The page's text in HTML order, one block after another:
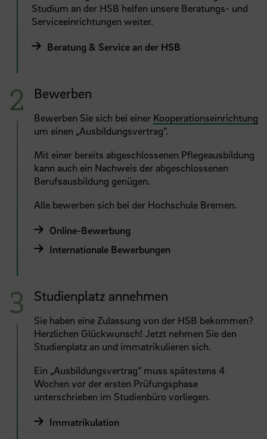
Studium an der HSB helfen unsere Beratungs- und
Serviceeinrichtungen weiter.
Beratung & Service an der HSB
Bewerben
Bewerben Sie sich bei einer Kooperationseinrichtung
um einen „Ausbildungsvertrag“.
Mit einer bereits abgeschlossenen Pflegeausbildung
kann auch ein Nachweis der abgeschlossenen
Berufsausbildung genügen.
Alle bewerben sich bei der Hochschule Bremen.
Online-Bewerbung
Internationale Bewerbungen
Studienplatz annehmen
Sie haben eine Zulassung von der HSB bekommen?
Herzlichen Glückwunsch! Jetzt nehmen Sie den
Studienplatz an und immatrikulieren sich.
Ein „Ausbildungsvertrag“ muss spätestens 4
Wochen vor der ersten Prüfungsphase
unterschrieben im Studienbüro vorliegen.
Immatrikulation